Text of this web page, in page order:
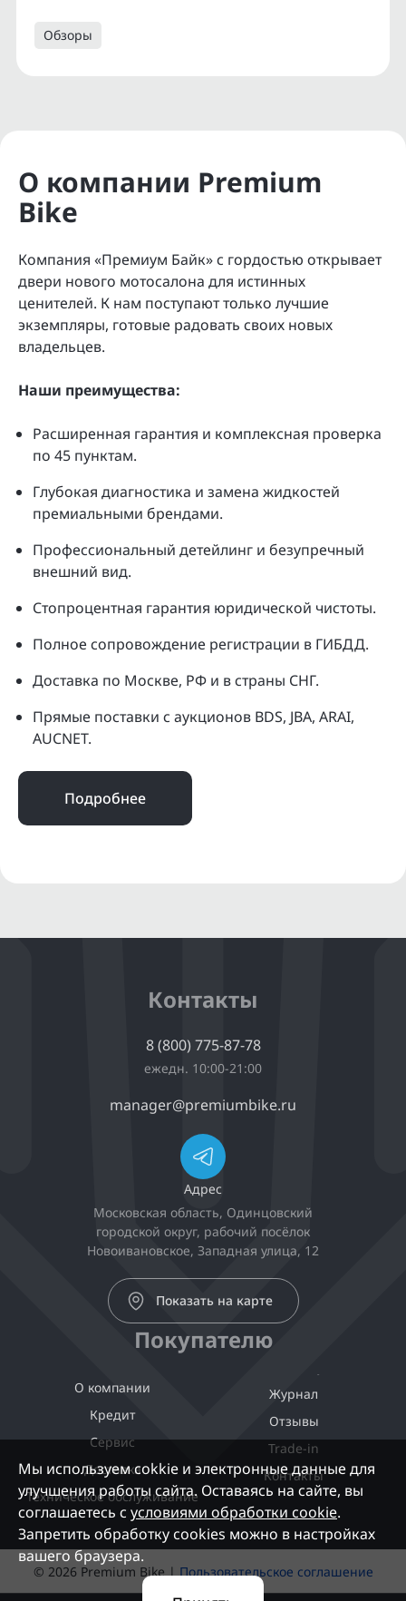
Обзоры
О компании Premium
Bike
Компания «Премиум Байк» с гордостью открывает
двери нового мотосалона для истинных
ценителей. К нам поступают только лучшие
экземпляры, готовые радовать своих новых
владельцев.
Наши преимущества:
Расширенная гарантия и комплексная проверка
по 45 пунктам.
Глубокая диагностика и замена жидкостей
премиальными брендами.
Профессиональный детейлинг и безупречный
внешний вид.
Стопроцентная гарантия юридической чистоты.
Полное сопровождение регистрации в ГИБДД.
Доставка по Москве, РФ и в страны СНГ.
Прямые поставки с аукционов BDS, JBA, ARAI,
AUCNET.
Подробнее
Контакты
8 (800) 775-87-78
ежедн. 10:00-21:00
manager@premiumbike.ru
Адрес
Московская область, Одинцовский
городской округ, рабочий посёлок
Новоивановское, Западная улица, 12
Показать на карте
Покупателю
О компании
Кредит
Сервис
Доставка
Техническое обслуживание
Журнал
Отзывы
Trade-in
Контакты
© 2026 Premium Bike |Пользовательское соглашение
Мы используем cokkie и электронные данные для
улучшения работы сайта. Оставаясь на сайте, вы
соглашаетесь с условиями обработки cookie.
Запретить обработку cookies можно в настройках
вашего браузера.